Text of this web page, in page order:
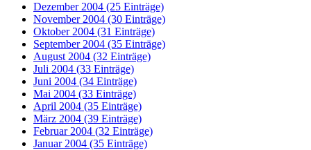
Dezember 2004 (25 Einträge)
November 2004 (30 Einträge)
Oktober 2004 (31 Einträge)
September 2004 (35 Einträge)
August 2004 (32 Einträge)
Juli 2004 (33 Einträge)
Juni 2004 (34 Einträge)
Mai 2004 (33 Einträge)
April 2004 (35 Einträge)
März 2004 (39 Einträge)
Februar 2004 (32 Einträge)
Januar 2004 (35 Einträge)